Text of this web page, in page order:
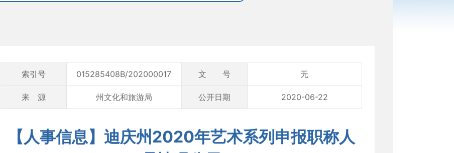
索引号 015285408B/202000017 文 号 无
来 源 州文化和旅游局 公开日期 2020-06-22
【人事信息】迪庆州2020年艺术系列申报职称人